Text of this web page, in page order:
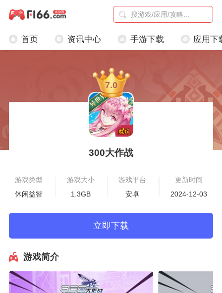
首页 资讯中心 手游下载 应用下
300大作战
7.0
游戏类型
休闲益智
游戏大小
1.3GB
游戏平台
安卓
更新时间
2024-12-03
立即下载
游戏简介